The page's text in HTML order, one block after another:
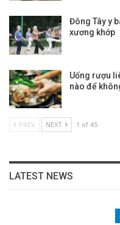
Đông Tây y
xương khớp
Uống rượu
nào để
PREV NEXT 1 of 45
LATEST NEWS